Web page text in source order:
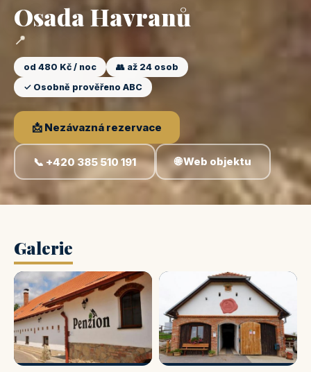
Osada Havranů
📍
od 480 Kč / noc
👥 až 24 osob
✓ Osobně prověřeno ABC
📩 Nezávazná rezervace
📞 +420 385 510 191 🌐 Web objektu
Galerie